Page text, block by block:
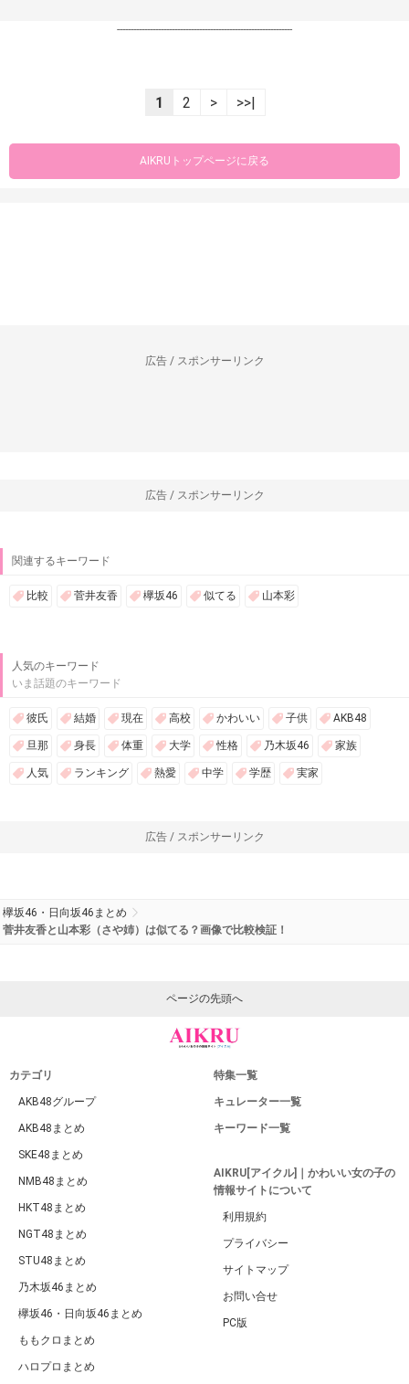
----------------------------------------------------------------
1 2 > >>|
AIKRUトップページに戻る
広告 / スポンサーリンク
広告 / スポンサーリンク
関連するキーワード
比較 菅井友香 欅坂46 似てる 山本彩
人気のキーワード
いま話題のキーワード
彼氏 結婚 現在 高校 かわいい 子供 AKB48
旦那 身長 体重 大学 性格 乃木坂46 家族
人気 ランキング 熱愛 中学 学歴 実家
広告 / スポンサーリンク
欅坂46・日向坂46まとめ
菅井友香と山本彩（さや姉）は似てる？画像で比較検証！
ページの先頭へ
カテゴリ
AKB48グループ
AKB48まとめ
SKE48まとめ
NMB48まとめ
HKT48まとめ
NGT48まとめ
STU48まとめ
乃木坂46まとめ
欅坂46・日向坂46まとめ
ももクロまとめ
ハロプロまとめ
特集一覧
キュレーター一覧
キーワード一覧
AIKRU[アイクル]｜かわいい女の子の
情報サイトについて
利用規約
プライバシー
サイトマップ
お問い合せ
PC版